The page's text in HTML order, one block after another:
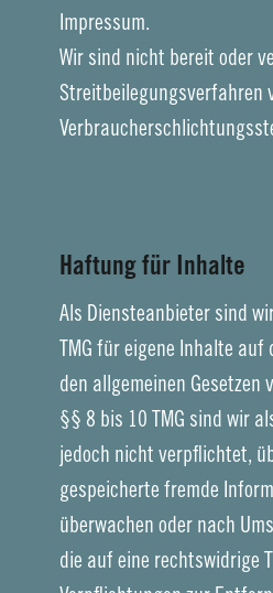
Impressum.
Wir sind nicht bereit oder
Streitbeilegungsverfahren
Haftung für Inhalte
Als Diensteanbieter sind
TMG für eigene Inhalte auf
den allgemeinen Gesetzen
§§ 8 bis 10 TMG sind wir
jedoch nicht verpflichtet,
gespeicherte fremde
überwachen oder nach
die auf eine rechtswidrige